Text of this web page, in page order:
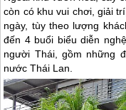
còn có khu vui chơi, giải
ngày, tùy theo lượng
đến 4 buổi biểu diễn
người Thái, gồm những
nướcThái Lan